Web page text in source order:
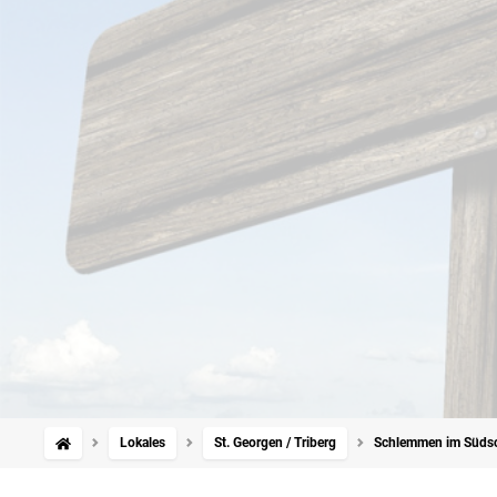
Lokales St. Georgen / Triberg Schlemmen im